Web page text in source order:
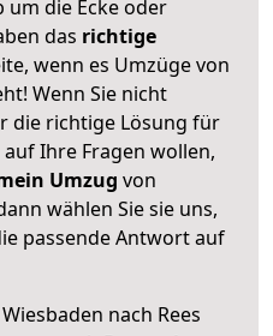
um die Ecke oder
das richtige
wenn es Umzüge von
Wenn Sie nicht
die richtige Lösung für
Ihre Fragen wollen,
Umzug von
wählen Sie sie uns,
passende Antwort auf
nach Rees